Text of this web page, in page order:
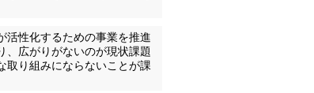
活性化するための事業を推進
、広がりがないのが現状課題
取り組みにならないことが課